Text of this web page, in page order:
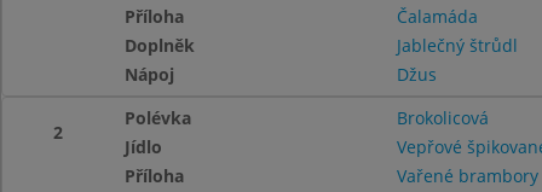
Příloha
Čalamáda
Doplněk
Jablečný štrůdl
Nápoj
Džus
2
Polévka
Brokolicová
Jídlo
Vepřové
Příloha
Vařené brambory